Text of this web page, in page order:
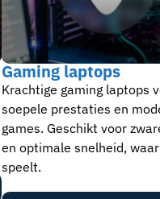
Gaming laptops​
Krachtige gaming laptops
soepele prestaties en
games. Geschikt voor
en optimale snelheid,
speelt.